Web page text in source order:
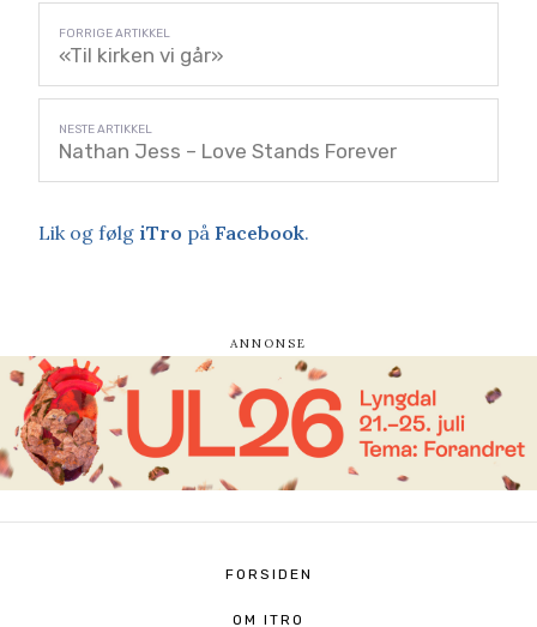
«Til kirken vi går»
Nathan Jess – Love Stands Forever
Lik og følg iTro på Facebook.
FORSIDEN
OM ITRO